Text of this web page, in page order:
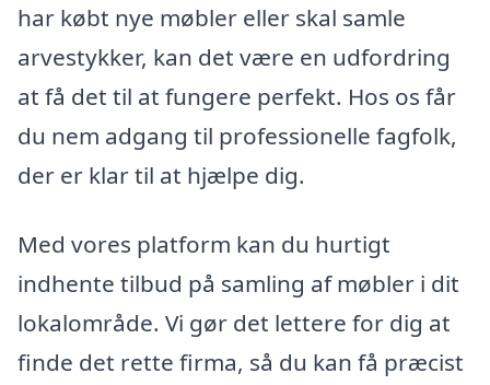
har købt nye møbler eller skal samle
arvestykker, kan det være en udfordring
at få det til at fungere perfekt. Hos os får
du nem adgang til professionelle fagfolk,
der er klar til at hjælpe dig.
Med vores platform kan du hurtigt
indhente tilbud på samling af møbler i dit
lokalområde. Vi gør det lettere for dig at
finde det rette firma, så du kan få præcist